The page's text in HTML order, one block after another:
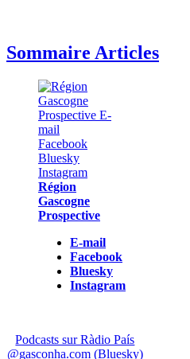
Sommaire Articles
Région
Gascogne
Prospective
E-mail
Facebook
Bluesky
Instagram
Podcasts sur Ràdio País
@gasconha.com (Bluesky)